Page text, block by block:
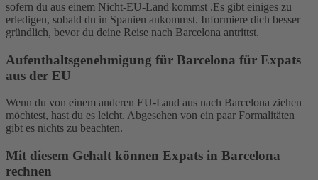
sofern du aus einem Nicht-EU-Land kommst .Es gibt einiges zu
erledigen, sobald du in Spanien ankommst. Informiere dich besser
gründlich, bevor du deine Reise nach Barcelona antrittst.
Aufenthaltsgenehmigung für Barcelona für Expats
aus der EU
Wenn du von einem anderen EU-Land aus nach Barcelona ziehen
möchtest, hast du es leicht. Abgesehen von ein paar Formalitäten
gibt es nichts zu beachten.
Mit diesem Gehalt können Expats in Barcelona
rechnen